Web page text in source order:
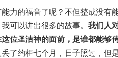
力的福音了呢？不但整成没有
可以讲出很多的故事。 我们人
位圣洁神的面前，是谁都能够
丢了约柜七个月，日子照过，但